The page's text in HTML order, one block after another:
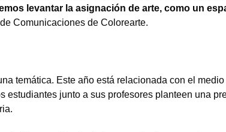
levantar la asignación de arte, como un
Comunicaciones de Colorearte.
temática. Este año está relacionada con el medio
estudiantes junto a sus profesores planteen una